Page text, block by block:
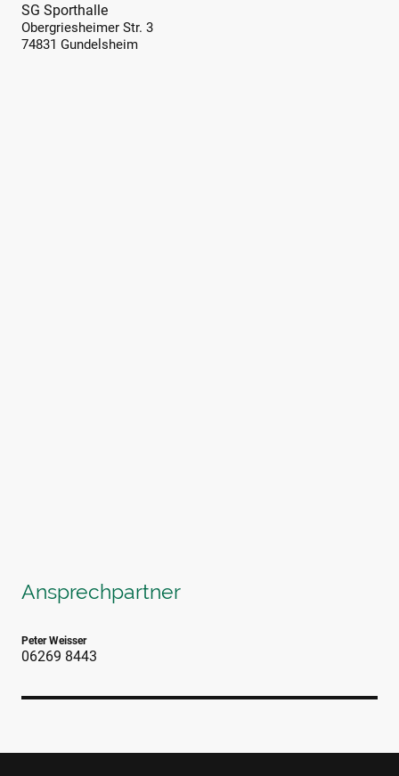
SG Sporthalle
Obergriesheimer Str. 3
74831 Gundelsheim
Ansprechpartner
Peter Weisser
06269 8443